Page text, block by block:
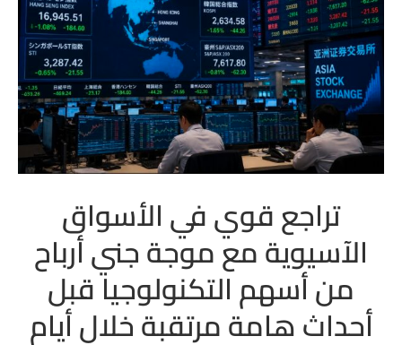
تراجع قوي في الأسواق
الآسيوية مع موجة جني أرباح
من أسهم التكنولوجيا قبل
أحداث هامة مرتقبة خلال أيام